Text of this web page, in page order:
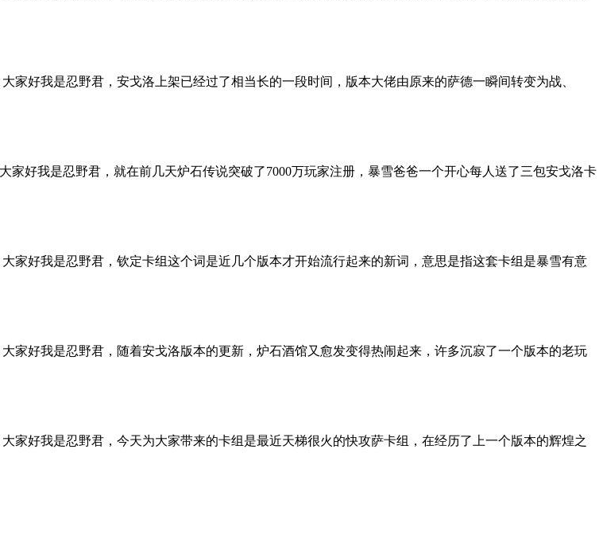
家好我是忍野君，安戈洛上架已经过了相当长的一段时间，版本大佬由原来的萨德一瞬间转变为战、
好我是忍野君，就在前几天炉石传说突破了7000万玩家注册，暴雪爸爸一个开心每人送了三包安戈洛卡
家好我是忍野君，钦定卡组这个词是近几个版本才开始流行起来的新词，意思是指这套卡组是暴雪有意
家好我是忍野君，随着安戈洛版本的更新，炉石酒馆又愈发变得热闹起来，许多沉寂了一个版本的老玩
家好我是忍野君，今天为大家带来的卡组是最近天梯很火的快攻萨卡组，在经历了上一个版本的辉煌之